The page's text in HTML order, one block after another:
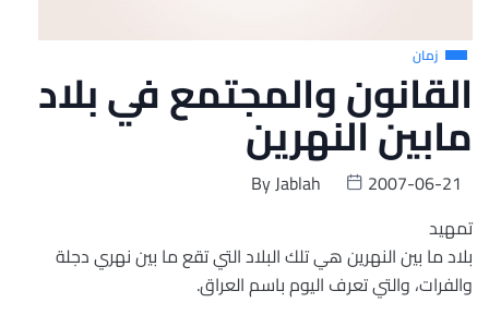
زمان
القانون والمجتمع في بلاد
مابين النهرين
ByJablah
2007-06-21
تمهيد
بلاد ما بين النهرين هي تلك البلاد التي تقع ما بين نهري دجلة
والفرات، والتي تعرف اليوم باسم العراق.